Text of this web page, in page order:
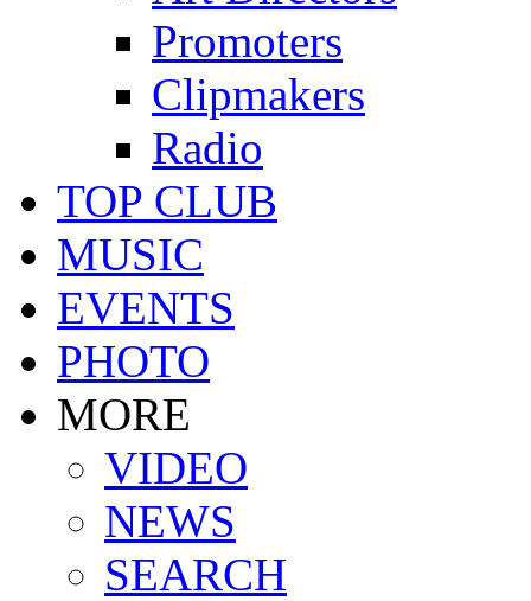
Promoters
Clipmakers
Radio
TOP CLUB
MUSIC
EVENTS
PHOTO
MORE
VIDEO
NEWS
SEARCH